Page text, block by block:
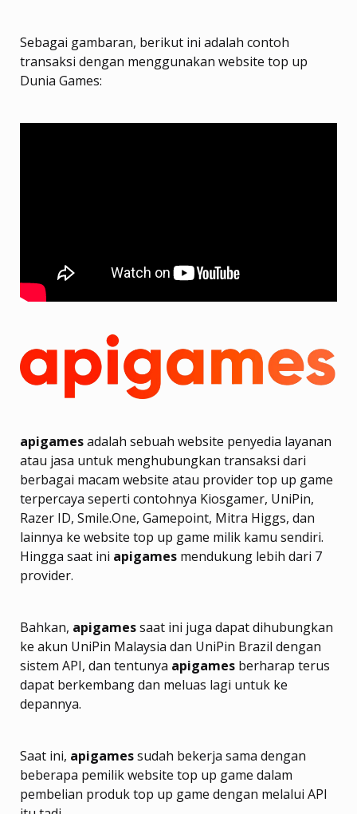
Sebagai gambaran, berikut ini adalah contoh
transaksi dengan menggunakan website top up
Dunia Games:
apigamesadalah sebuah website penyedia layanan
atau jasa untuk menghubungkan transaksi dari
berbagai macam website atau provider top up game
terpercaya seperti contohnya Kiosgamer, UniPin,
Razer ID, Smile.One, Gamepoint, Mitra Higgs, dan
lainnya ke website top up game milik kamu sendiri.
Hingga saat ini apigames mendukung lebih dari 7
provider.
Bahkan, apigamessaat ini juga dapat dihubungkan
ke akun UniPin Malaysia dan UniPin Brazil dengan
sistem API, dan tentunya apigames berharap terus
dapat berkembang dan meluas lagi untuk ke
depannya.
Saat ini, apigamessudah bekerja sama dengan
beberapa pemilik website top up game dalam
pembelian produk top up game dengan melalui API